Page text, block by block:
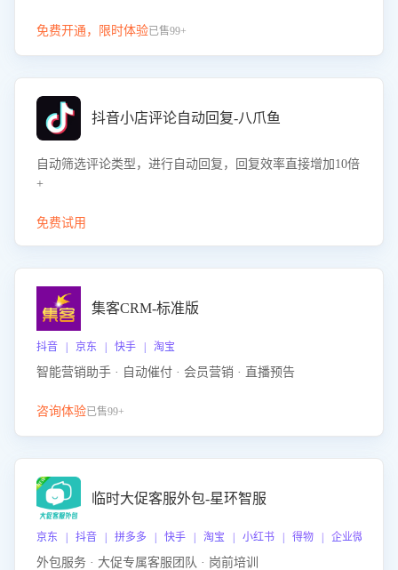
免费开通，限时体验已售99+
抖音小店评论自动回复-八爪鱼
自动筛选评论类型，进行自动回复，回复效率直接增加10倍
+
免费试用
集客CRM-标准版
抖音 | 京东 | 快手 | 淘宝
智能营销助手 · 自动催付 · 会员营销 · 直播预告
咨询体验已售99+
临时大促客服外包-星环智服
京东 | 抖音 | 拼多多 | 快手 | 淘宝 | 小红书 | 得物 | 企业微信
外包服务 · 大促专属客服团队 · 岗前培训